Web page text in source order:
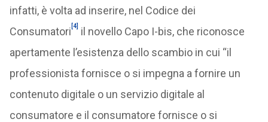
infatti, è volta ad inserire, nel Codice dei
Consumatori [4]
il novello Capo I-bis, che riconosce
apertamente l’esistenza dello scambio in cui “il
professionista fornisce o si impegna a fornire un
contenuto digitale o un servizio digitale al
consumatore e il consumatore fornisce o si